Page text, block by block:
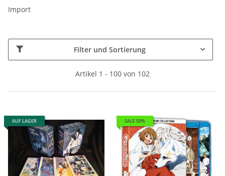
Import
Filter und Sortierung
Artikel 1 - 100 von 102
AUF LAGER SALE 50%